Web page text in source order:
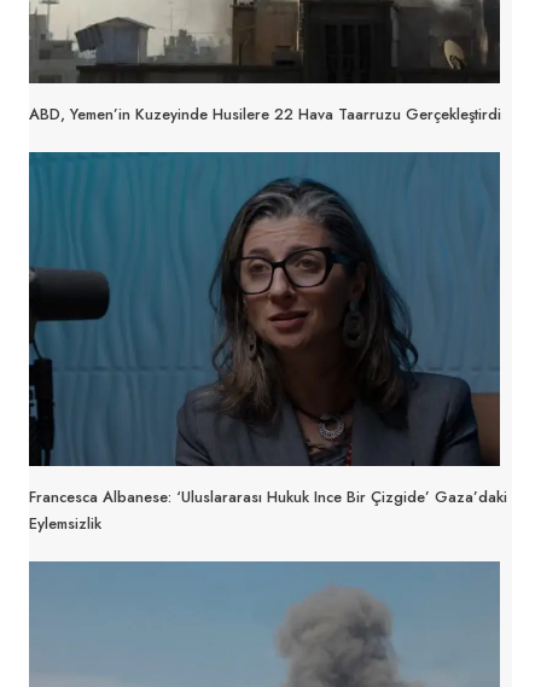
ABD, Yemen’in Kuzeyinde Husilere 22 Hava Taarruzu Gerçekleştirdi
Francesca Albanese: ‘Uluslararası Hukuk Ince Bir Çizgide’ Gaza’daki
Eylemsizlik